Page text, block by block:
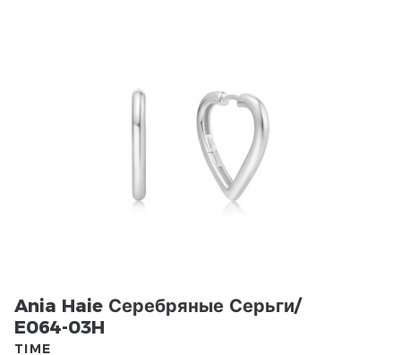
Ania Haie Серебряные Серьги/
E064-03H
TIME